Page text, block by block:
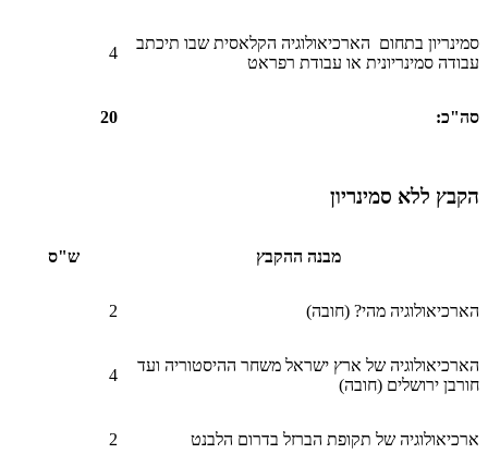
סמינריון בתחום הארכיאולוגיה הקלאסית שבו תיכתב
עבודה סמינריונית או עבודת רפראט
4
סה"כ:
20
הקבץ ללא סמינריון
מבנה ההקבץ ש"ס
הארכיאולוגיה מהי? (חובה) 2
הארכיאולוגיה של ארץ ישראל משחר ההיסטוריה ועד
חורבן ירושלים (חובה)
4
ארכיאולוגיה של תקופת הברזל בדרום הלבנט 2